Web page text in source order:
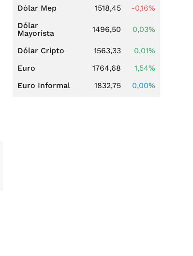
Dólar Mep 1518,45
-0,16%
Dólar
Mayorista
1496,50 0,03%
Dólar Cripto 1563,33
0,01%
Euro
1764,68
1,54%
Euro Informal
1832,75 0,00%